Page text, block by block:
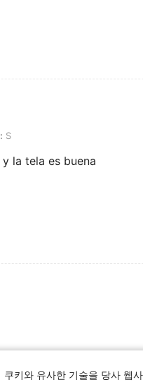
S
la tela es buena
쿠키와 유사한 기술을 당사 웹